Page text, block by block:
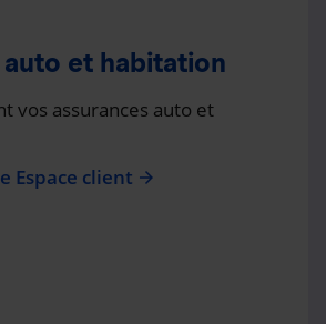
et habitation
vos assurances auto et
Espace client arrow_forward